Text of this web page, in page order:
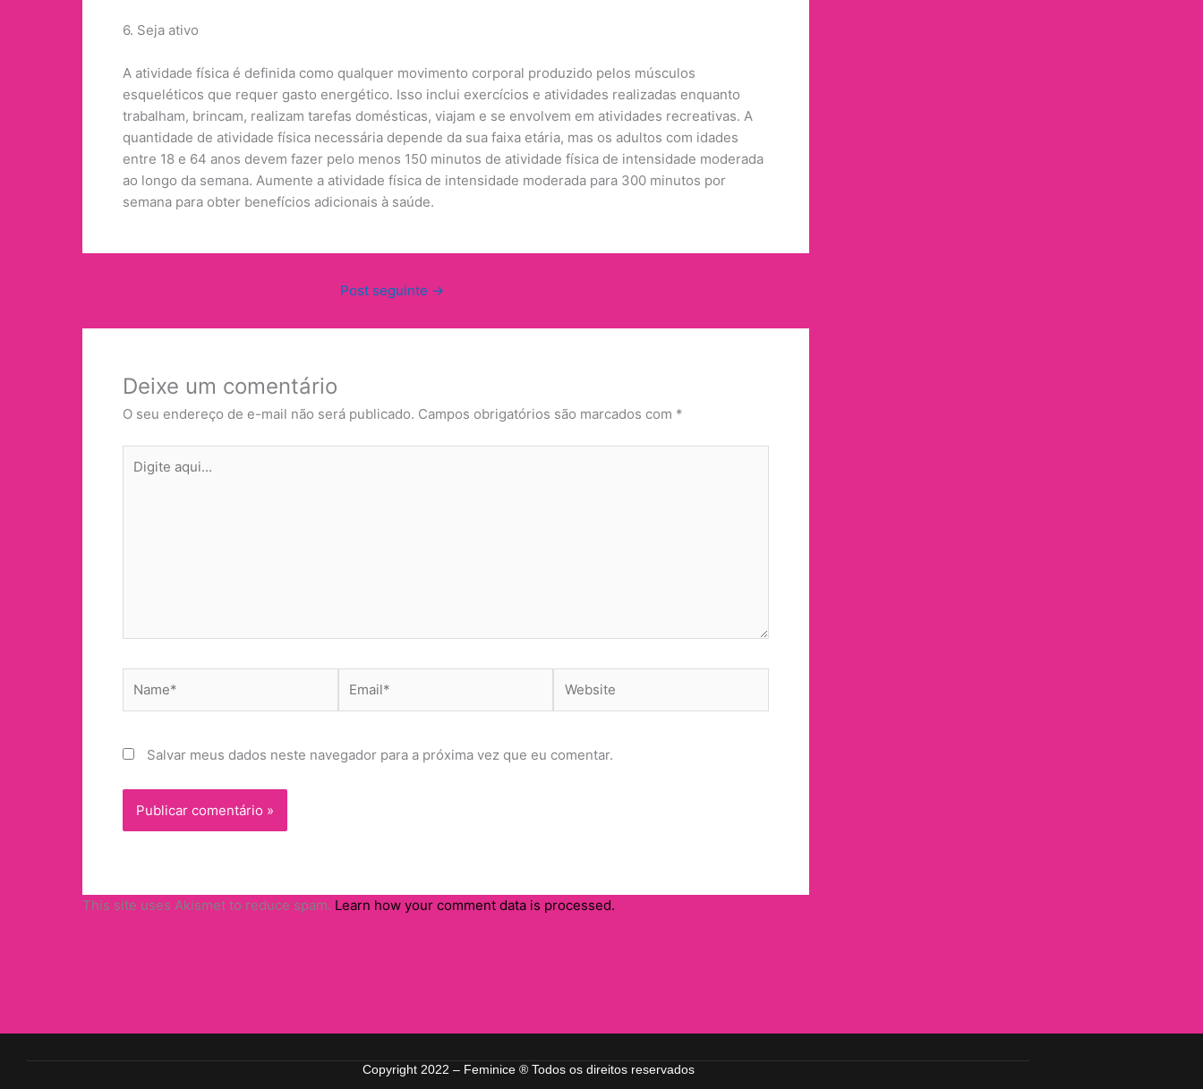
6. Seja ativo
A atividade física é definida como qualquer movimento corporal produzido pelos músculos
esqueléticos que requer gasto energético. Isso inclui exercícios e atividades realizadas enquanto
trabalham, brincam, realizam tarefas domésticas, viajam e se envolvem em atividades recreativas. A
quantidade de atividade física necessária depende da sua faixa etária, mas os adultos com idades
entre 18 e 64 anos devem fazer pelo menos 150 minutos de atividade física de intensidade moderada
ao longo da semana. Aumente a atividade física de intensidade moderada para 300 minutos por
semana para obter benefícios adicionais à saúde.
Post seguinte →
Deixe um comentário
O seu endereço de e-mail não será publicado. Campos obrigatórios são marcados com *
aqui...
Salvar meus dados neste navegador para a próxima vez que eu comentar.
This site uses Akismet to reduce spam. Learn how your comment data is processed.
Copyright 2022 – Feminice ® Todos os direitos reservados